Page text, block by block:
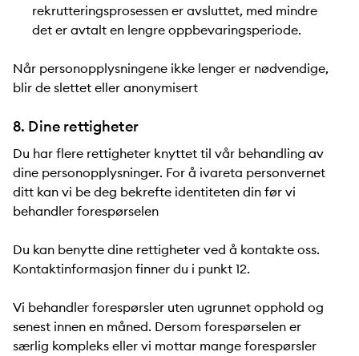
rekrutteringsprosessen er avsluttet, med mindre
det er avtalt en lengre oppbevaringsperiode.
Når personopplysningene ikke lenger er nødvendige,
blir de slettet eller anonymisert
8. Dine rettigheter
Du har flere rettigheter knyttet til vår behandling av
dine personopplysninger. For å ivareta personvernet
ditt kan vi be deg bekrefte identiteten din før vi
behandler forespørselen
Du kan benytte dine rettigheter ved å kontakte oss.
Kontaktinformasjon finner du i punkt 12.
Vi behandler forespørsler uten ugrunnet opphold og
senest innen en måned. Dersom forespørselen er
særlig kompleks eller vi mottar mange forespørsler